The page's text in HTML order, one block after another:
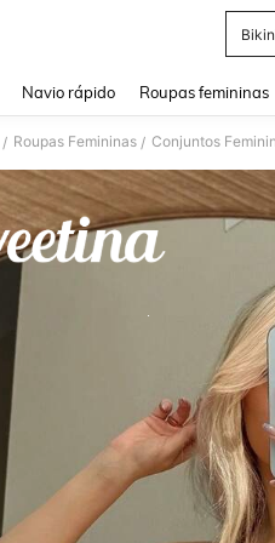
Navio rápido Roupas femininas
/ Roupas Femininas / Conjuntos